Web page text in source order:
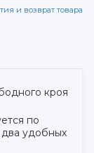
и возврат товара
кроя
по
удобных